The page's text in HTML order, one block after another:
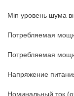
Min уровень шума
Потребляемая
Потребляемая
Напряжение
Номинальный ток